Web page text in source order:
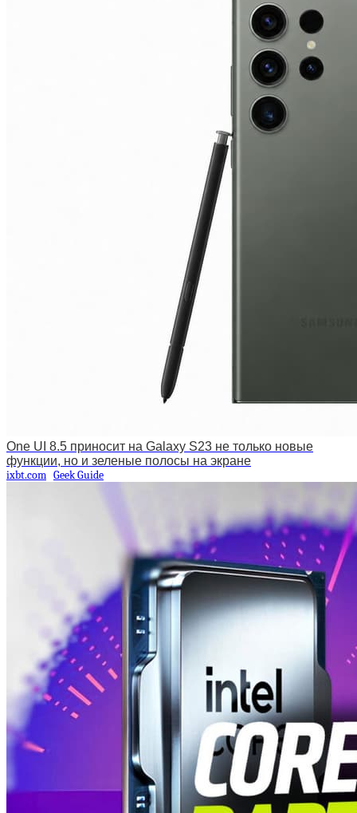
One UI 8.5 приносит на Galaxy S23 не только новые
функции, но и зеленые полосы на экране
ixbt.com Geek Guide